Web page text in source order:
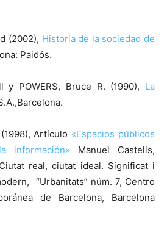
(2002), Historia de la sociedad de
Paidós.
y POWERS, Bruce R. (1990), La
Artículo «Espacios públicos
información» Manuel Castells,
real, ciutat ideal. Significat i
“Urbanitats” núm. 7, Centro
de Barcelona, Barcelona